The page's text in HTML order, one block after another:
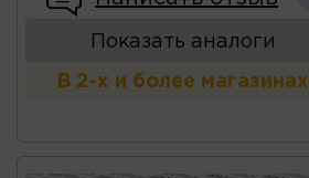
Показать аналоги
В 2-х и более магазинах